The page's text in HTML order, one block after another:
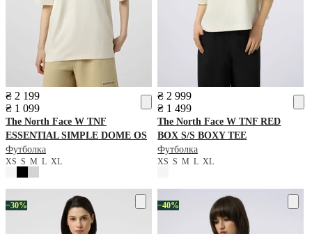
₴ 2 199
₴ 1 099
The North Face W TNF
ESSENTIAL SIMPLE DOME OS
Футболка
XS S M L XL
₴ 2 999
₴ 1 499
The North Face W TNF RED
BOX S/S BOXY TEE
Футболка
XSSMLXL
−30% −40%